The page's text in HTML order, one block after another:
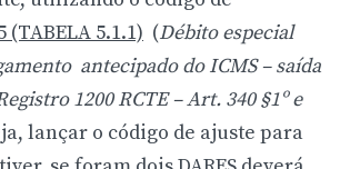
(TABELA 5.1.1) (Débito especial
antecipado do ICMS – saída
1200 RCTE – Art. 340 §1º e
lançar o código de ajuste para